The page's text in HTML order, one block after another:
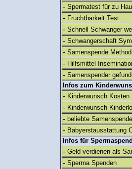
- Spermatest für zu
- Fruchtbarkeit Test
- Schnell Schwanger
- Schwangerschaft
- Samenspende
- Hilfsmittel
- Samenspender
Infos zum
- Kinderwunsch Kosten
- Kinderwunsch
- beliebte
- Babyerstausstattung
Infos für
- Geld verdienen als
- Sperma Spenden